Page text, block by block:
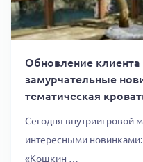
Обновление
замурчательные
тематическая
Сегодня внутриигровой
интересными
«Кошкин …